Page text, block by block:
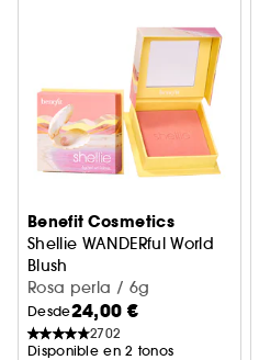
Benefit Cosmetics
Shellie WANDERful World
Blush
Colorete Rosa Perla
Rosa perla / 6g
Desde24,00 €
2702
Disponible en 2 tonos